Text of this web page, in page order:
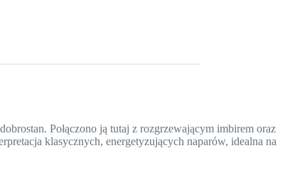
Połączono ją tutaj z rozgrzewającym imbirem oraz
klasycznych, energetyzujących naparów, idealna na